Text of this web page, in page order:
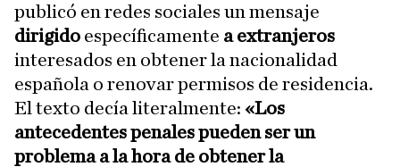
publicó en redes sociales un mensaje
dirigido específicamente a extranjeros
interesados en obtener la nacionalidad
española o renovar permisos de residencia.
El texto decía literalmente: «Los
antecedentes penales pueden ser un
problema a la hora de obtener la